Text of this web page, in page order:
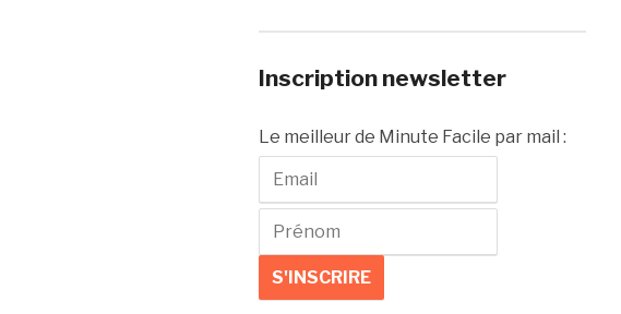
Inscription newsletter
Le meilleur de Minute Facile par mail :